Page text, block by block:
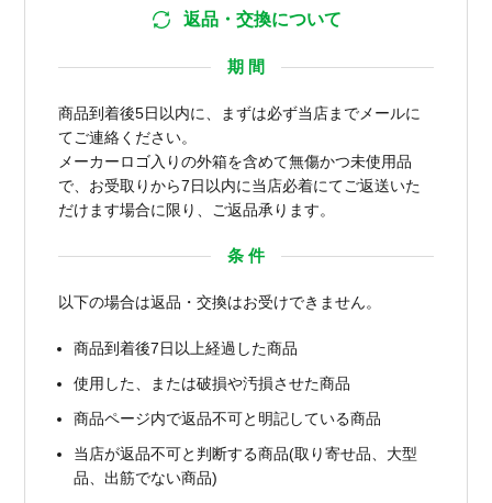
返品・交換について
期 間
商品到着後5日以内に、まずは必ず当店までメールに
てご連絡ください。
メーカーロゴ入りの外箱を含めて無傷かつ未使用品
で、お受取りから7日以内に当店必着にてご返送いた
だけます場合に限り、ご返品承ります。
条 件
以下の場合は返品・交換はお受けできません。
商品到着後7日以上経過した商品
使用した、または破損や汚損させた商品
商品ページ内で返品不可と明記している商品
当店が返品不可と判断する商品(取り寄せ品、大型
品、出筋でない商品)